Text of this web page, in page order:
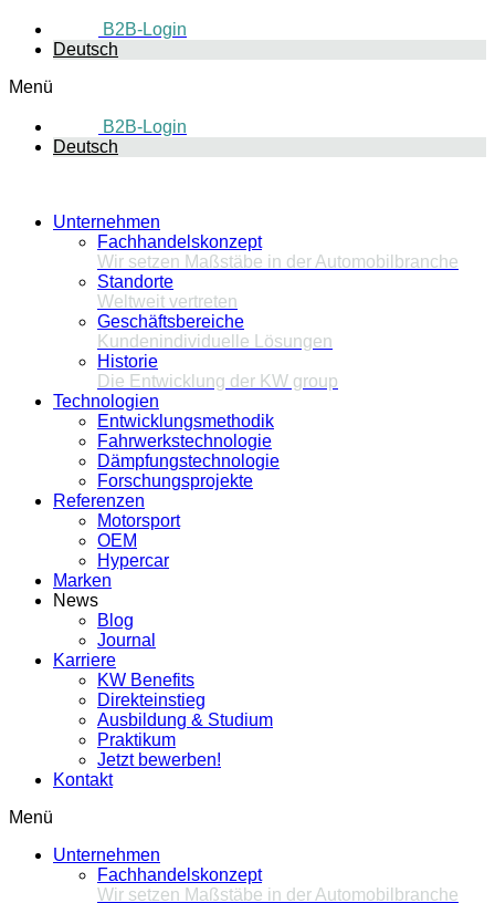
B2B-Login
Deutsch
Menü
B2B-Login
Deutsch
Unternehmen
Fachhandelskonzept
Wir setzen Maßstäbe in der Automobilbranche
Standorte
Weltweit vertreten
Geschäftsbereiche
Kundenindividuelle Lösungen
Historie
Die Entwicklung der KW group
Technologien
Entwicklungsmethodik
Fahrwerkstechnologie
Dämpfungstechnologie
Forschungsprojekte
Referenzen
Motorsport
OEM
Hypercar
Marken
News
Blog
Journal
Karriere
KW Benefits
Direkteinstieg
Ausbildung & Studium
Praktikum
Jetzt bewerben!
Kontakt
Menü
Unternehmen
Fachhandelskonzept
Wir setzen Maßstäbe in der Automobilbranche